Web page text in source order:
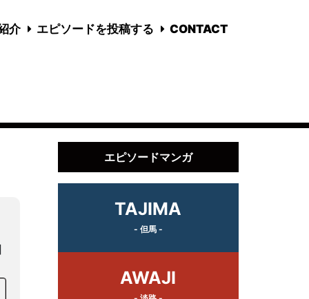
介 エピソードを投稿する CONTACT
エピソードマンガ
TAJIMA
- 但馬 -
AWAJI